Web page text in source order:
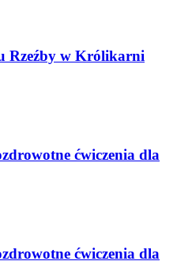
Rzeźby w Królikarni
ćwiczenia dla
ćwiczenia dla